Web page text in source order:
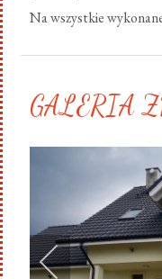
Na wszystkie
GALERIA